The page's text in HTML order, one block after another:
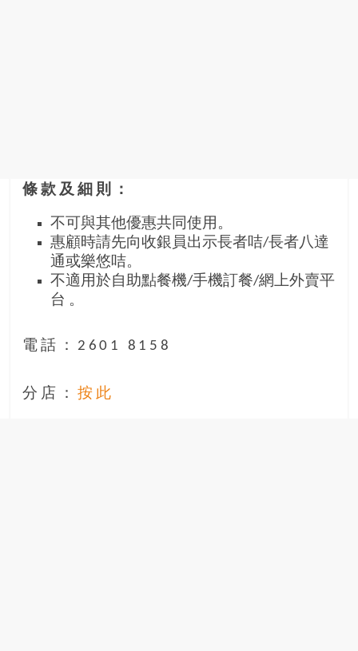
條款及細則：
不可與其他優惠共同使用。
惠顧時請先向收銀員出示長者咭/長者八達
通或樂悠咭。
不適用於自助點餐機/手機訂餐/網上外賣平
台 。
電話：2601 8158
分店： 按此